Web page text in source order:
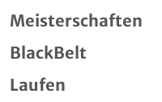
Meisterschaften
BlackBelt
Laufen